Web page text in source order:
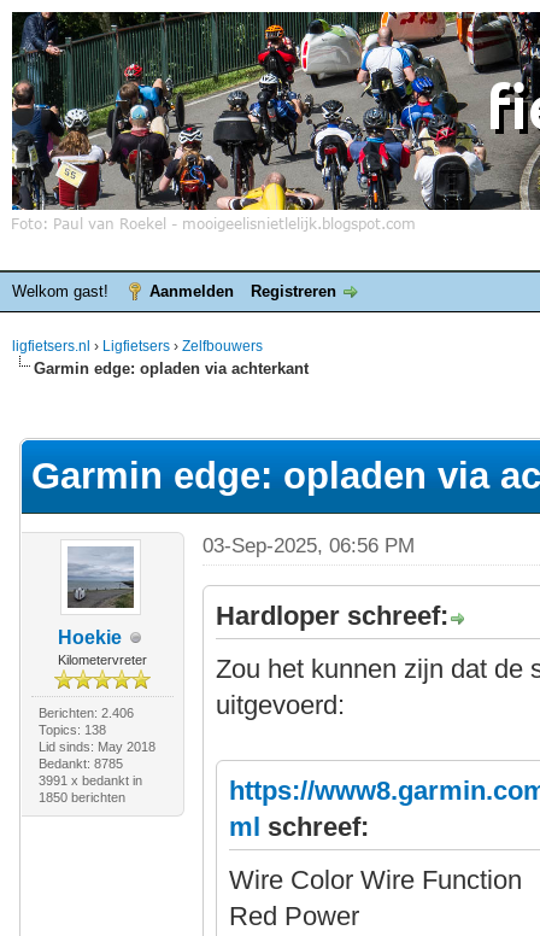
Welkom gast! Aanmelden Registreren
ligfietsers.nl › Ligfietsers › Zelfbouwers
Garmin edge: opladen via achterkant
Garmin edge: opladen via
Hoekie
Kilometervreter
Berichten: 2.406
Topics: 138
Lid sinds: May 2018
Bedankt: 8785
3991 x bedankt in
1850 berichten
03-Sep-2025, 06:56 PM
Hardloper schreef:
Zou het kunnen zijn dat de
uitgevoerd:
https://
ml schreef:
Wire Color Wire Function
Red Power